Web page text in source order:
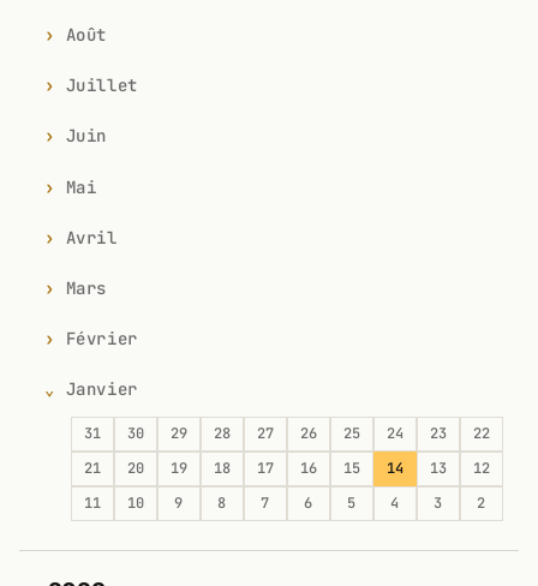
Août
Juillet
Juin
Mai
Avril
Mars
Février
Janvier
31 30 29 28 27 26 25 24 23
22
21
20 19 18 17 16 15 14 13
12
11
10 9 8 7 6 5 4 3 2